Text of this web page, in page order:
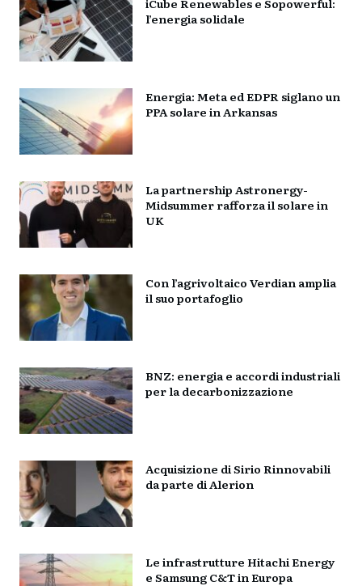
l’energia solidale
Energia: Meta ed EDPR siglano un
PPA solare in Arkansas
La partnership Astronergy-
Midsummer rafforza il solare in
UK
Con l’agrivoltaico Verdian amplia
il suo portafoglio
BNZ: energia e accordi industriali
per la decarbonizzazione
Acquisizione di Sirio Rinnovabili
da parte di Alerion
Le infrastrutture Hitachi Energy
e Samsung C&T in Europa